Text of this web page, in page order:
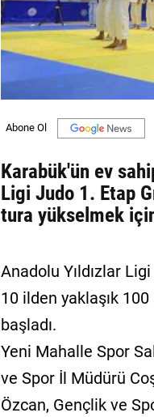
Karabük'ün ev
Ligi Judo 1. Etap
tura yükselmek
Anadolu Yıldızlar
10 ilden yaklaşık
başladı.
Yeni Mahalle Spor
ve Spor İl Müdürü
Özcan, Gençlik ve